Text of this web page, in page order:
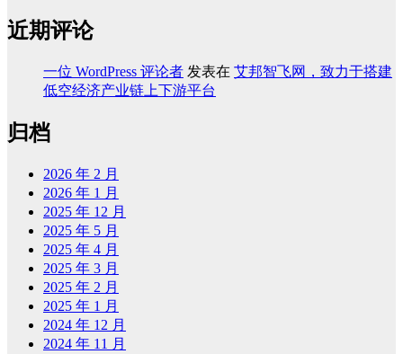
近期评论
一位 WordPress 评论者 发表在 艾邦智飞网，致力于搭建
低空经济产业链上下游平台
归档
2026 年 2 月
2026 年 1 月
2025 年 12 月
2025 年 5 月
2025 年 4 月
2025 年 3 月
2025 年 2 月
2025 年 1 月
2024 年 12 月
2024 年 11 月